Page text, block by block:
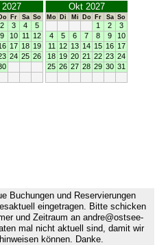
Do Fr Sa So
2 3 4
5
9 10 11
12
17 18 19
24 25 26
Okt 2027
Mo Di Mi Do Fr Sa So
1 2
3
4
5 6 7 8 9
10
11
12 13 14 15 16 17
18 19 20 21 22 23 24
25 26 27 28 29 30 31
Buchungen und Reservierungen
eingetragen. Bitte schicken
und Zeitraum an andre@ostsee-
mal nicht aktuell sind, damit wir
können. Danke.